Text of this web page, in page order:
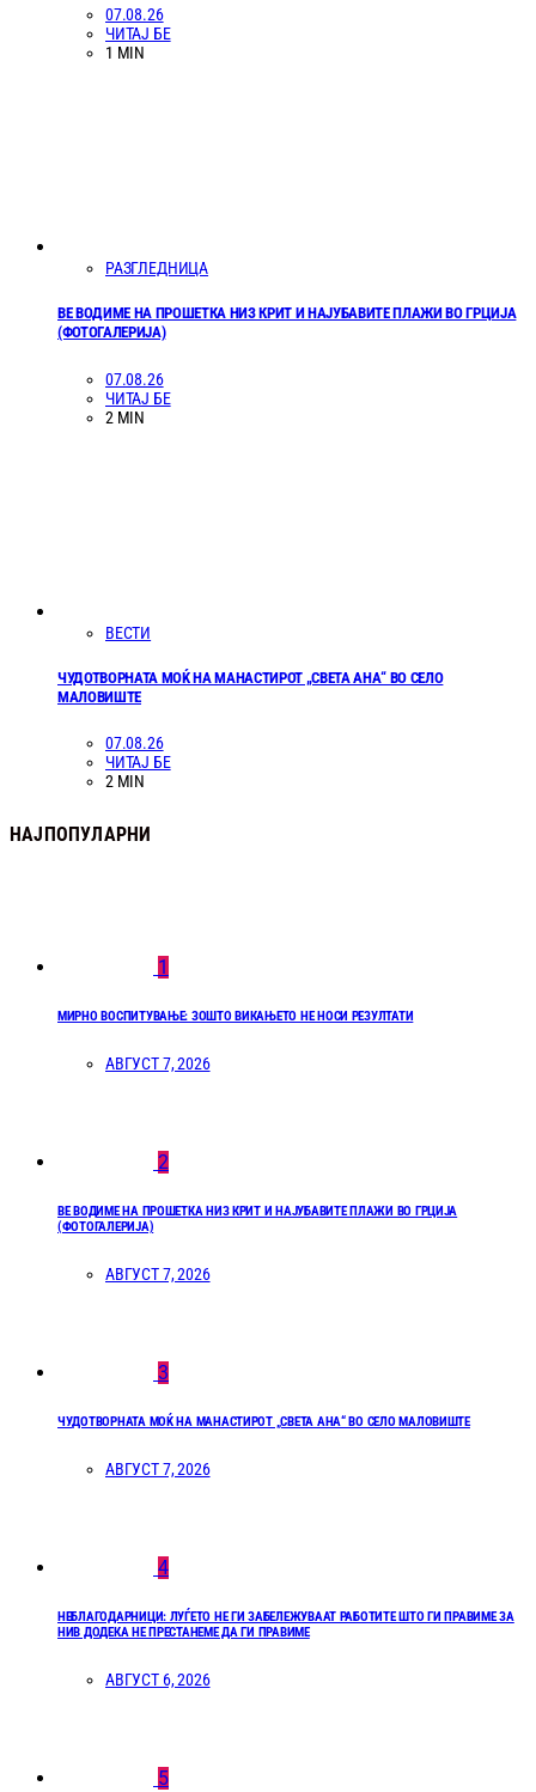
07.08.26
ЧИТАЈ БЕ
1 MIN
РАЗГЛЕДНИЦА
ВЕ ВОДИМЕ НА ПРОШЕТКА НИЗ КРИТ И НАЈУБАВИТЕ ПЛАЖИ ВО ГРЦИЈА
(ФОТОГАЛЕРИЈА)
07.08.26
ЧИТАЈ БЕ
2 MIN
ВЕСТИ
ЧУДОТВОРНАТА МОЌ НА МАНАСТИРОТ „СВЕТА АНА“ ВО СЕЛО
МАЛОВИШТЕ
07.08.26
ЧИТАЈ БЕ
2 MIN
НАЈПОПУЛАРНИ
1
МИРНО ВОСПИТУВАЊЕ: ЗОШТО ВИКАЊЕТО НЕ НОСИ РЕЗУЛТАТИ
АВГУСТ 7, 2026
2
ВЕ ВОДИМЕ НА ПРОШЕТКА НИЗ КРИТ И НАЈУБАВИТЕ ПЛАЖИ ВО ГРЦИЈА
(ФОТОГАЛЕРИЈА)
АВГУСТ 7, 2026
3
ЧУДОТВОРНАТА МОЌ НА МАНАСТИРОТ „СВЕТА АНА“ ВО СЕЛО МАЛОВИШТЕ
АВГУСТ 7, 2026
4
НЕБЛАГОДАРНИЦИ: ЛУЃЕТО НЕ ГИ ЗАБЕЛЕЖУВААТ РАБОТИТЕ ШТО ГИ ПРАВИМЕ ЗА
НИВ ДОДЕКА НЕ ПРЕСТАНЕМЕ ДА ГИ ПРАВИМЕ
АВГУСТ 6, 2026
5